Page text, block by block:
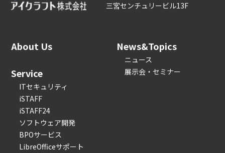
三宮センチュリービル13F
About Us
Service
ITセキュリティ
iSTAFF
iSTAFF24
ソフトウェア開発
BPOサービス
LibreOfficeサポート
News&Topics
ニュース
展示会・セミナー